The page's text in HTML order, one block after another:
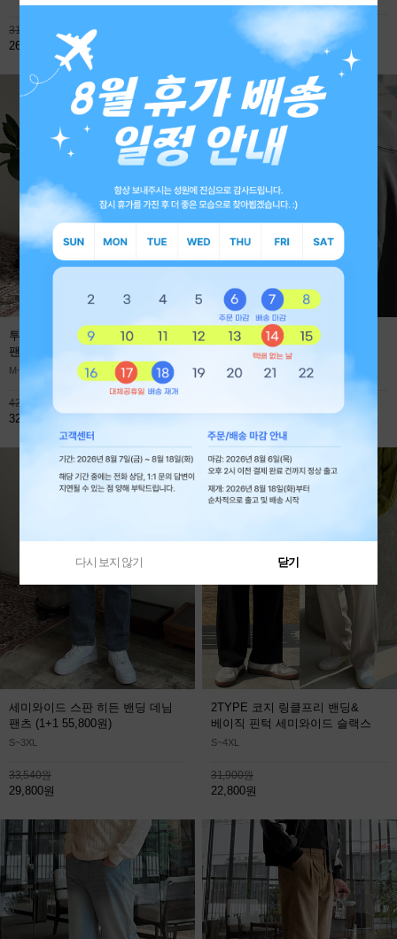
31,900원
26,800원 59,800원
투턱 사계절 프리미엄 와이드 데님
팬츠
M~XL
42,800원
32,800원
에어로 쿨에버 절개 오버핏 긴팔
M~XL
세미와이드 스판 히든 밴딩 데님
팬츠 (1+1 55,800원)
S~3XL
33,540원
29,800원
2TYPE 코지 링클프리 밴딩&
베이직 핀턱 세미와이드 슬랙스
S~4XL
31,900원
22,800원
다시 보지 않기 닫기